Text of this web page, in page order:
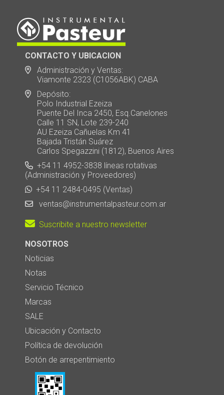
CONTACTO Y UBICACION
Administración y Ventas:
Viamonte 2323 (C1056ABK) CABA
Depósito:
Polo Industrial Ezeiza
Puente Del Inca 2450, Esq.Canelones
Calle 11 SN, Lote 239-240
AU Ezeiza Cañuelas Km 41
Bajada Tristán Suárez
Carlos Spegazzini (1812), Buenos Aires
+54 11 4952-3838 líneas rotativas
(Administración y Proveedores)
+54 11 2484-0495 (Ventas)
ventas@instrumentalpasteur.com.ar
Suscribite a nuestro newsletter
NOSOTROS
Noticias
Notas
Servicio Técnico
Marcas
SALE
Ubicación y Contacto
Política de devolución
Botón de arrepentimiento